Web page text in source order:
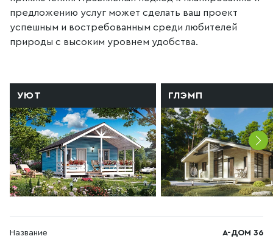
предложению услуг может сделать ваш проект
успешным и востребованным среди любителей
природы с высоким уровнем удобства.
УЮТ ГЛЭМП
Название А-ДОМ 36